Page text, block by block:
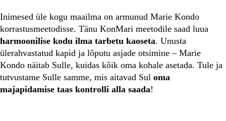
Inimesed üle kogu maailma on armunud Marie Kondo
korrastusmeetodisse. Tänu KonMari meetodile saad luua
harmoonilise kodu ilma tarbetu kaoseta. Unusta
ülerahvastatud kapid ja lõputu asjade otsimine – Marie
Kondo näitab Sulle, kuidas kõik oma kohale asetada. Tule ja
tutvustame Sulle samme, mis aitavad Sul oma
majapidamise taas kontrolli alla saada!